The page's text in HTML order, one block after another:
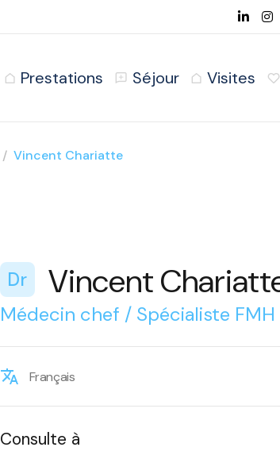
Prestations Séjour Visites
Vincent Chariatte
Dr Vincent
Médecin chef / Spécialiste
Français
Consulte à